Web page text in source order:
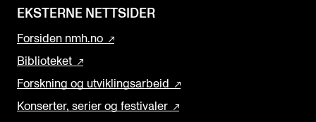
EKSTERNE NETTSIDER
Forsiden nmh.no
Biblioteket
Forskning og utviklingsarbeid
Konserter, serier og festivaler